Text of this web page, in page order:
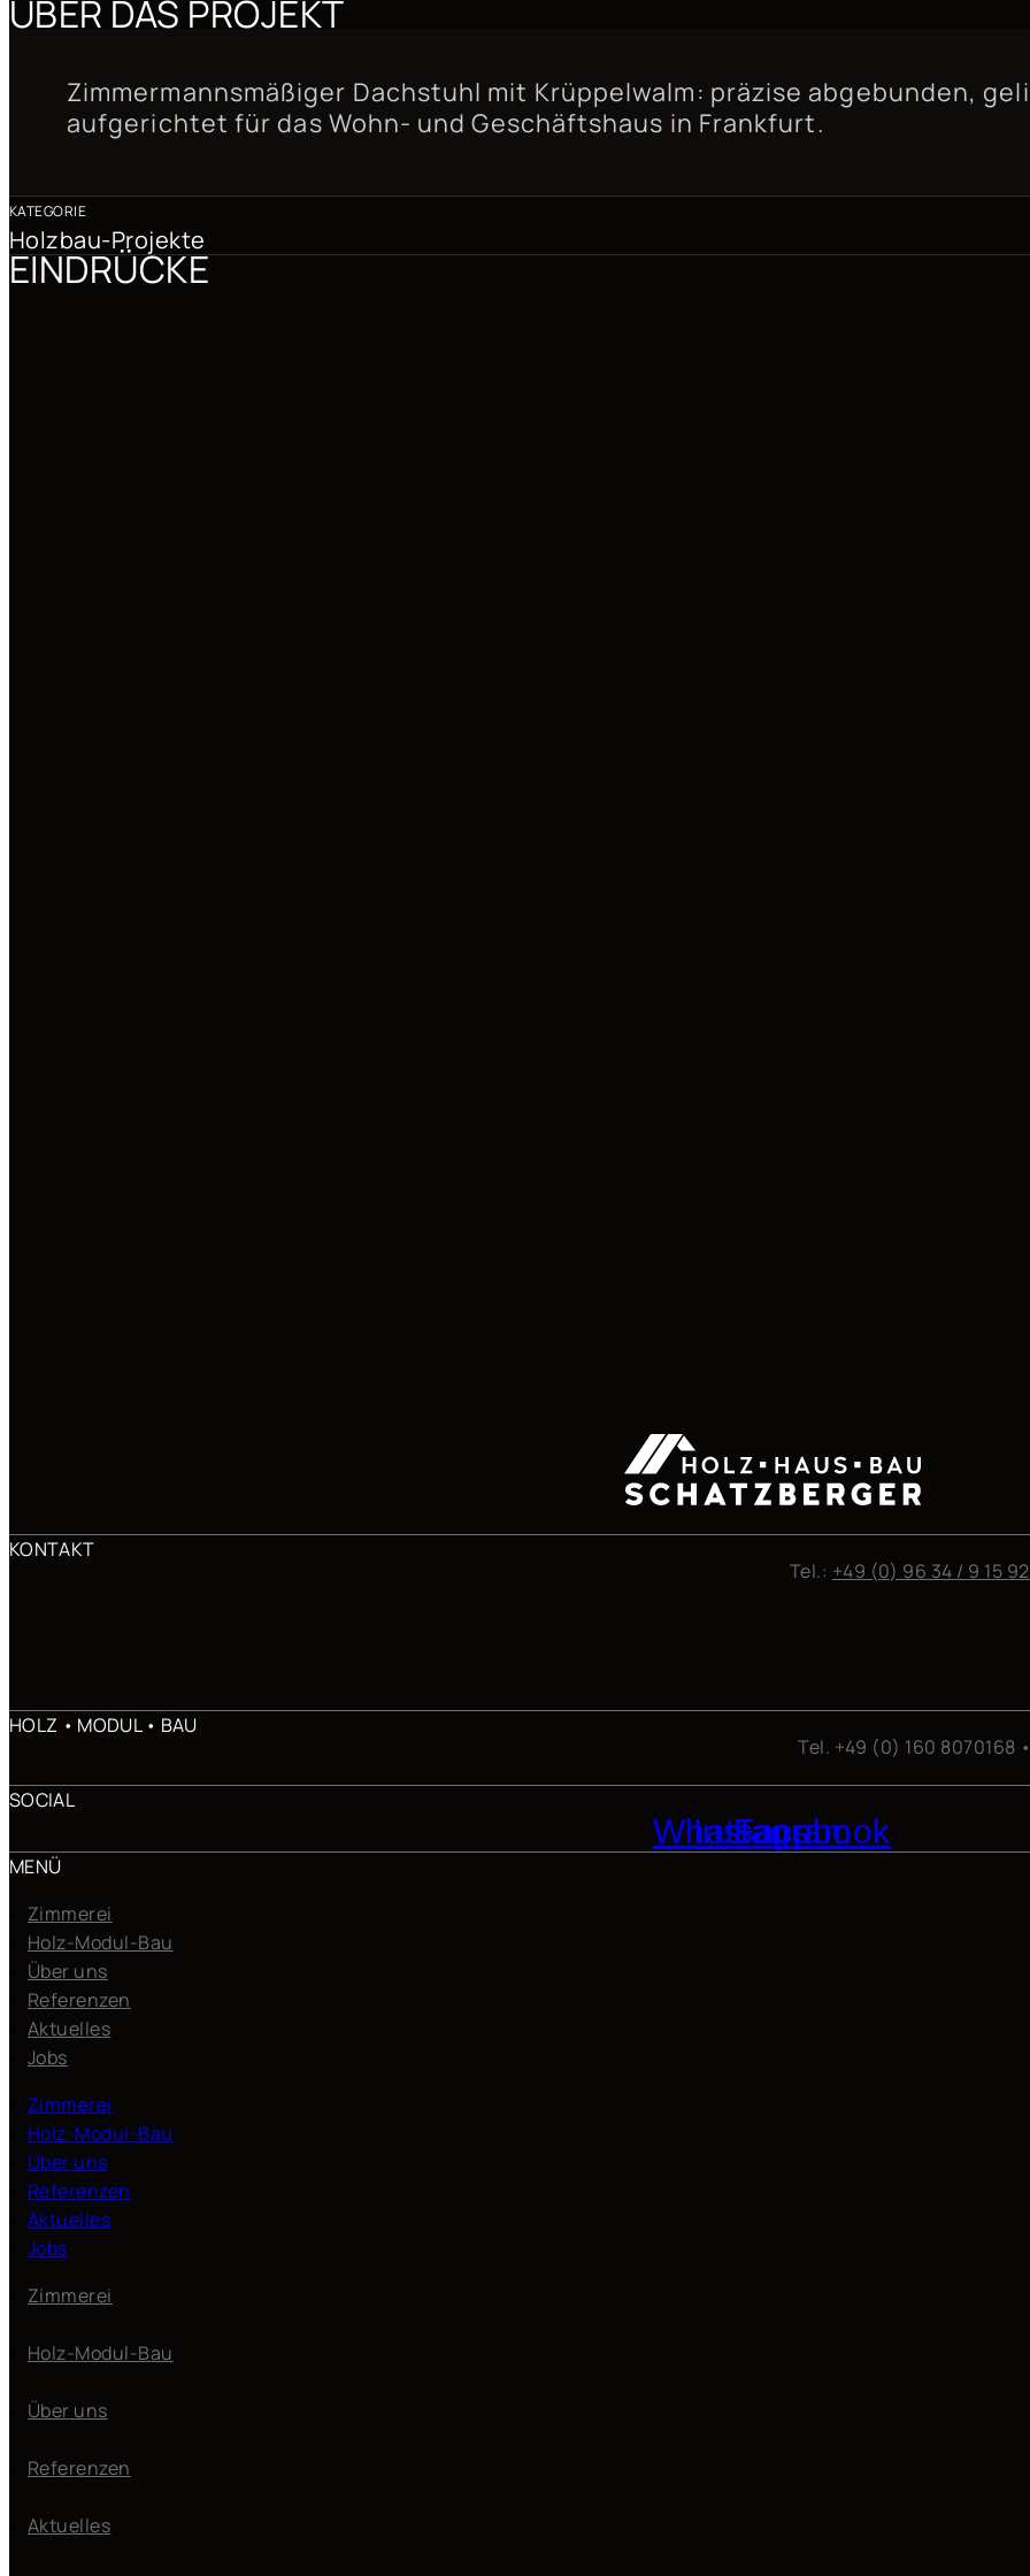
ÜBER DAS PROJEKT
Zimmermannsmäßiger Dachstuhl mit Krüppelwalm: präzise abgebunden,
aufgerichtet für das Wohn- und Geschäftshaus in Frankfurt.
KATEGORIE
Holzbau-Projekte
EINDRÜCKE
KONTAKT
Tel.: +49 (0) 96 34 / 9 15
HOLZ • MODUL • BAU
Tel. +49 (0) 160 8070168
SOCIAL
Whatsapp
Instagram
Facebook
MENÜ
Zimmerei
Holz-Modul-Bau
Über uns
Referenzen
Aktuelles
Jobs
Zimmerei
Holz-Modul-Bau
Über uns
Referenzen
Aktuelles
Jobs
Zimmerei
Holz-Modul-Bau
Über uns
Referenzen
Aktuelles